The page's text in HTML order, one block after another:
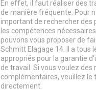
En effet, il faut réaliser des
de manière fréquente. Pour
important de rechercher des
les compétences
pouvons vous proposer de
Schmitt Elagage 14. Il a tous
appropriés pour la garantie
de travail. Si vous voulez
complémentaires, veuillez le
directement.